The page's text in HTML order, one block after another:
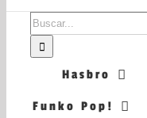
Buscar:
Hasbro
Funko Pop!